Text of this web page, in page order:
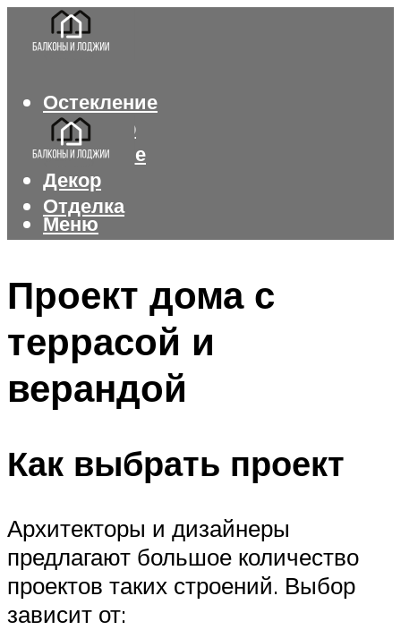
Остекление
Интерьер
Утепление
Декор
Отделка
Меню
Проект дома с
террасой и
верандой
Как выбрать проект
Архитекторы и дизайнеры
предлагают большое количество
проектов таких строений. Выбор
зависит от: